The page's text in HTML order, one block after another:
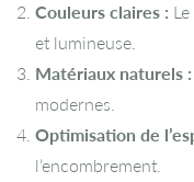
Couleurs claires :
et lumineuse.
Matériaux naturels :
modernes.
Optimisation de
l’encombrement.